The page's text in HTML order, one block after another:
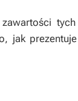
zawartości
jak